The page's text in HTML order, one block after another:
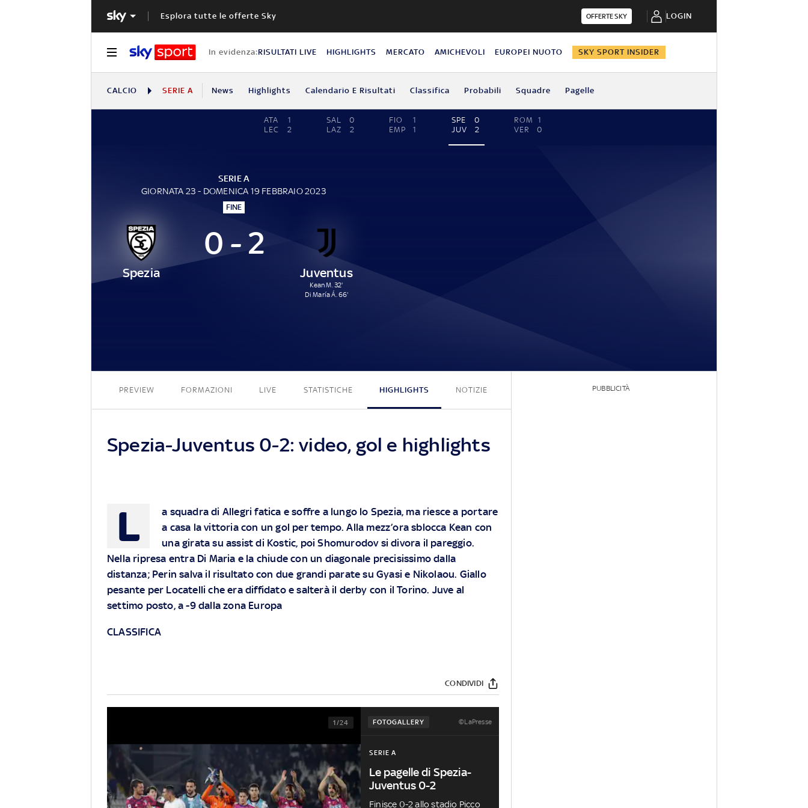
Esplora tutte le offerte Sky OFFERTE SKY LOGIN
In evidenza:RISULTATI LIVE HIGHLIGHTS MERCATO AMICHEVOLI EUROPEI NUOTO SKY SPORT INSIDER
CALCIO SERIE A News Highlights Calendario E Risultati Classifica Probabili Squadre Pagelle
ATA
1
LEC
2
SAL
0
LAZ
2
FIO
1
EMP
1
SPE
0
JUV
2
ROM
1
VER
0
SERIE A
GIORNATA 23 - DOMENICA 19 FEBBRAIO 2023
FINE
Spezia
0 - 2
Juventus
Kean M. 32'
Di María Á. 66'
PREVIEW FORMAZIONI LIVE STATISTICHE HIGHLIGHTS NOTIZIE
Spezia-Juventus 0-2: video, gol e highlights
L
a squadra di Allegri fatica e soffre a lungo lo Spezia, ma riesce a portare
a casa la vittoria con un gol per tempo. Alla mezz’ora sblocca Kean con
una girata su assist di Kostic, poi Shomurodov si divora il pareggio.
Nella ripresa entra Di Maria e la chiude con un diagonale precisissimo dalla
distanza; Perin salva il risultato con due grandi parate su Gyasi e Nikolaou. Giallo
pesante per Locatelli che era diffidato e salterà il derby con il Torino. Juve al
settimo posto, a -9 dalla zona Europa
CLASSIFICA
CONDIVIDI
FOTOGALLERY ©LaPresse
1/24
SERIE A
Le pagelle di Spezia-
Juventus 0-2
Finisce 0-2 allo stadio Picco
PUBBLICITÀ